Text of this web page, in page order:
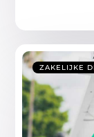
ZAKELIJKE